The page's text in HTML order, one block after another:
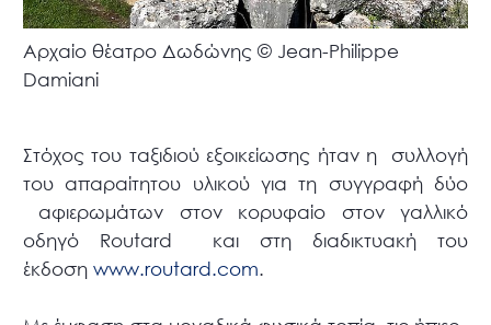
Αρχαίο θέατρο Δωδώνης © Jean-Philippe
Damiani
Στόχος του ταξιδιού εξοικείωσης ήταν η συλλογή
του απαραίτητου υλικού για τη συγγραφή δύο
αφιερωμάτων στον κορυφαίο στον γαλλικό
οδηγό Routard και στη διαδικτυακή του
έκδοσηwww.routard.com.